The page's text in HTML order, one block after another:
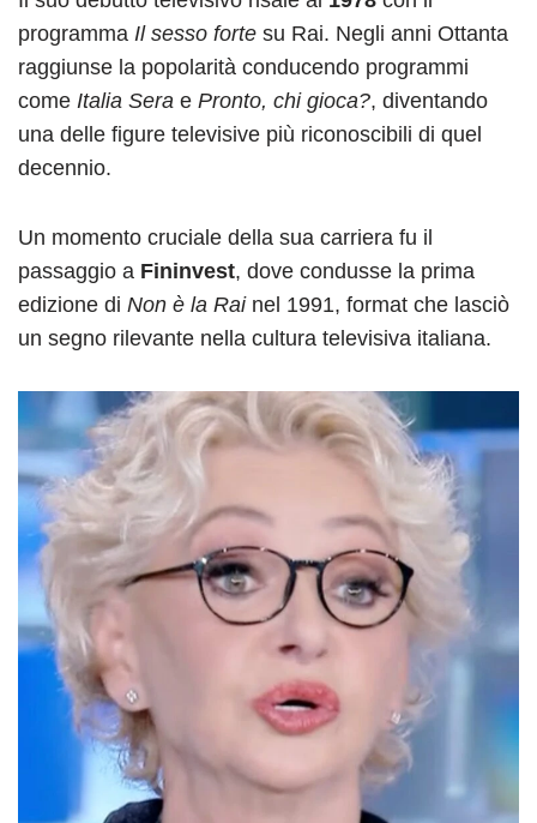
programma Il sesso forte su Rai. Negli anni Ottanta
raggiunse la popolarità conducendo programmi
come Italia Sera e Pronto, chi gioca?, diventando
una delle figure televisive più riconoscibili di quel
decennio.
Un momento cruciale della sua carriera fu il
passaggio a Fininvest, dove condusse la prima
edizione di Non è la Rainel 1991, format che lasciò
un segno rilevante nella cultura televisiva italiana.